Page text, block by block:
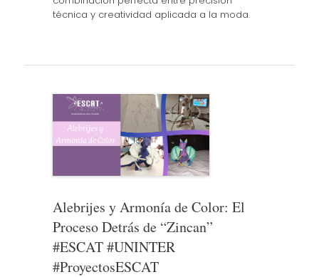
técnica y creatividad aplicada a la moda.
Alebrijes y Armonía de Color: El
Proceso Detrás de “Zincan”
#ESCAT #UNINTER
#ProyectosESCAT